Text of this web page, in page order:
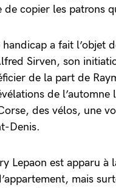
de copier les patrons
a fait l’objet
Sirven, son
de la part de
de
des vélos, une
Denis.
Lepaon est apparu
mais